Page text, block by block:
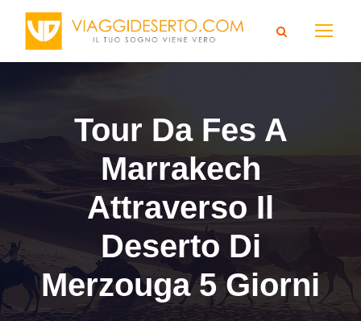
Tour Da Fes A
Marrakech
Attraverso Il
Deserto Di
Merzouga 5 Giorni